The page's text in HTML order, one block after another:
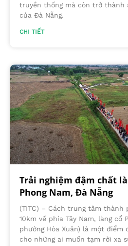
truyền thống mà còn trở thành
của Đà Nẵng.
CHI TIẾT
Trải nghiệm đậm chất
Phong Nam, Đà Nẵng
(TITC) – Cách trung tâm thành
10km về phía Tây Nam, làng cổ
phường Hòa Xuân) là một điểm
cho những ai muốn tạm rời xa